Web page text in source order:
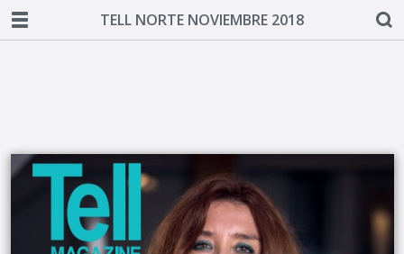
TELL NORTE NOVIEMBRE 2018